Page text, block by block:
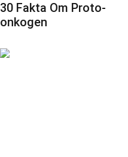
30 Fakta Om Proto-
onkogen